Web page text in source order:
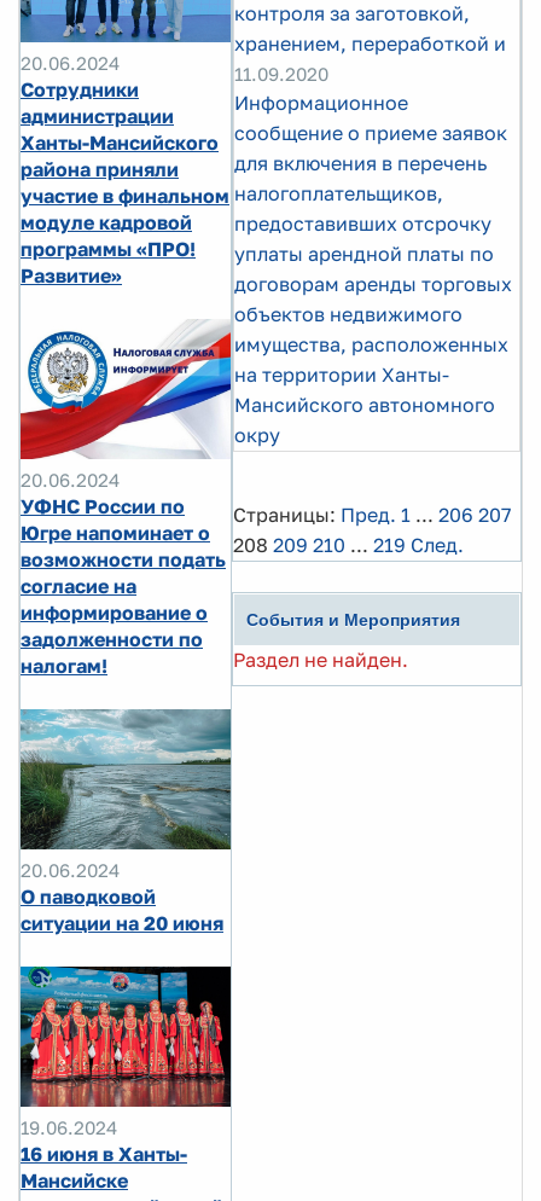
20.06.2024
Сотрудники
администрации
Ханты-Мансийского
района приняли
участие в финальном
модуле кадровой
программы «ПРО!
Развитие»
20.06.2024
УФНС России по
Югре напоминает о
возможности подать
согласие на
информирование о
задолженности по
налогам!
20.06.2024
О паводковой
ситуации на 20 июня
19.06.2024
16 июня в Ханты-
Мансийске
контроля за заготовкой,
хранением, переработкой и
11.09.2020
Информационное
сообщение о приеме заявок
для включения в перечень
налогоплательщиков,
предоставивших отсрочку
уплаты арендной платы по
договорам аренды торговых
объектов недвижимого
имущества, расположенных
на территории Ханты-
Мансийского автономного
окру
Страницы: Пред. 1 ... 206 207
208 209 210 ... 219 След.
События и Мероприятия
Раздел не найден.